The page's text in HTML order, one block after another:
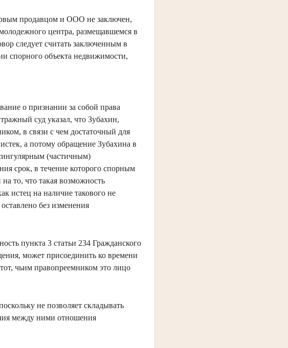
продавцом и ООО не заключен,
центра, размещавшемся в
следует считать заключенным в
спорного объекта недвижимости,
о признании за собой права
суд указал, что Зубахин,
в связи с чем достаточный для
а потому обращение Зубахина в
(частичным)
срок, в течение которого спорным
то, что такая возможность
истец на наличие такового не
без изменения
пункта 3 статьи 234 Гражданского
может присоединить ко времени
чьим правопреемником это лицо
не позволяет складывать
между ними отношения